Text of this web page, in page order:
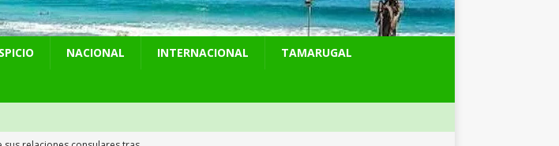
NACIONAL INTERNACIONAL TAMARUGAL